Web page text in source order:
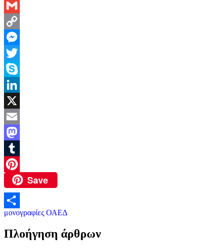
WhatsApp
Gmail
Copy
Link
Messenger
Twitter
Skype
LinkedIn
X
Email
Mastodon
Tumblr
PinterestSave
Μοιραστείτε
μονογραφίες ΟΑΕΔ
Πλοήγηση άρθρων